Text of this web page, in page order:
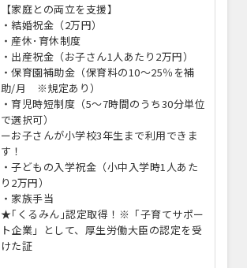
【家庭との両立を支援】
・結婚祝金（2万円）
・産休･育休制度
・出産祝金（お子さん1人あたり2万円）
・保育園補助金（保育料の10～25％を補
助/月 ※規定あり）
・育児時短制度（5～7時間のうち30分単位
で選択可）
ーお子さんが小学校3年生まで利用できま
す！
・子どもの入学祝金（小中入学時1人あた
り2万円）
・家族手当
★｢くるみん｣認定取得！※「子育てサポー
ト企業」として、厚生労働大臣の認定を受
けた証